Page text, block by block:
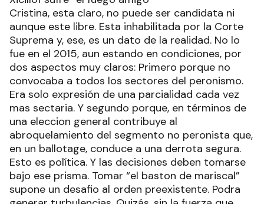
Cristina, esta claro, no puede ser candidata ni
aunque este libre. Esta inhabilitada por la Corte
Suprema y, ese, es un dato de la realidad. No lo
fue en el 2015, aun estando en condiciones, por
dos aspectos muy claros: Primero porque no
convocaba a todos los sectores del peronismo.
Era solo expresión de una parcialidad cada vez
mas sectaria. Y segundo porque, en términos de
una eleccion general contribuye al
abroquelamiento del segmento no peronista que,
en un ballotage, conduce a una derrota segura.
Esto es política. Y las decisiones deben tomarse
bajo ese prisma. Tomar “el baston de mariscal”
supone un desafio al orden preexistente. Podra